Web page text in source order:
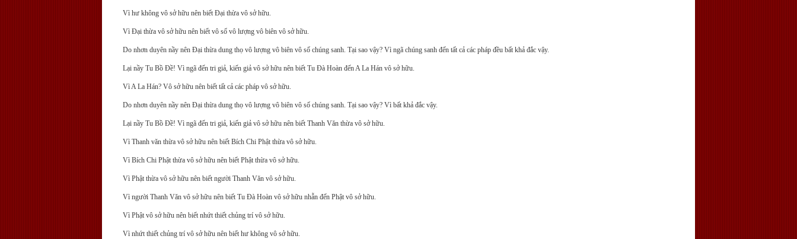
Vì hư không vô sở hữu nên biết Ðại thừa vô sở hữu.
Vì Ðại thừa vô sở hữu nên biết vô số vô lượng vô biên vô sở hữu.
Do nhơn duyên nầy nên Ðại thừa dung thọ vô lượng vô biên vô số chúng sanh. Tại sao vậy? Vì ngã chúng sanh đến tất cả các pháp đều bất khả đắc vậy.
Lại nầy Tu Bồ Ðề! Vì ngã đến tri giả, kiến giả vô sở hữu nên biết Tu Ðà Hoàn đến A La Hán vô sở hữu.
Vì A La Hán? Vô sở hữu nên biết tất cả các pháp vô sở hữu.
Do nhơn duyên nầy nên Ðại thừa dung thọ vô lượng vô biên vô số chúng sanh. Tại sao vậy? Vì bất khả đắc vậy.
Lại nầy Tu Bồ Ðề! Vì ngã đến tri giả, kiến giả vô sở hữu nên biết Thanh Văn thừa vô sở hữu.
Vì Thanh văn thừa vô sở hữu nên biết Bích Chi Phật thừa vô sở hữu.
Vì Bích Chi Phật thừa vô sở hữu nên biết Phật thừa vô sở hữu.
Vì Phật thừa vô sở hữu nên biết người Thanh Văn vô sở hữu.
Vì người Thanh Văn vô sở hữu nên biết Tu Ðà Hoàn vô sở hữu nhẫn đến Phật vô sở hữu.
Vì Phật vô sở hữu nên biết nhứt thiết chủng trí vô sở hữu.
Vì nhứt thiết chủng trí vô sở hữu nên biết hư không vô sở hữu.